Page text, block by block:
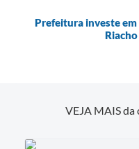
Prefeitura investe em
VEJA MAIS da